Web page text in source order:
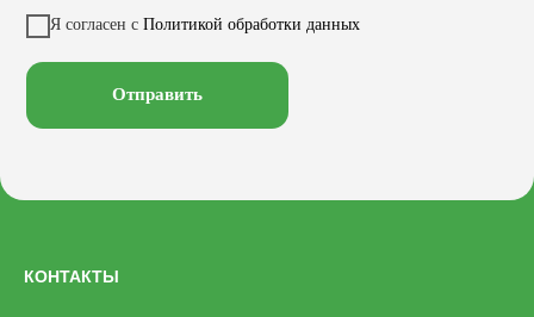
Я согласен с Политикой обработки данных
Отправить
КОНТАКТЫ
Заказать звонок